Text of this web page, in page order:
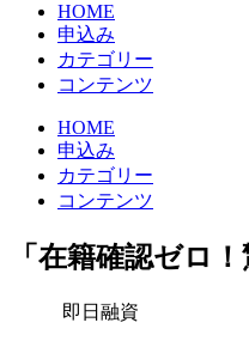
HOME
申込み
カテゴリー
コンテンツ
HOME
申込み
カテゴリー
コンテンツ
「在籍確認ゼロ
即日融資